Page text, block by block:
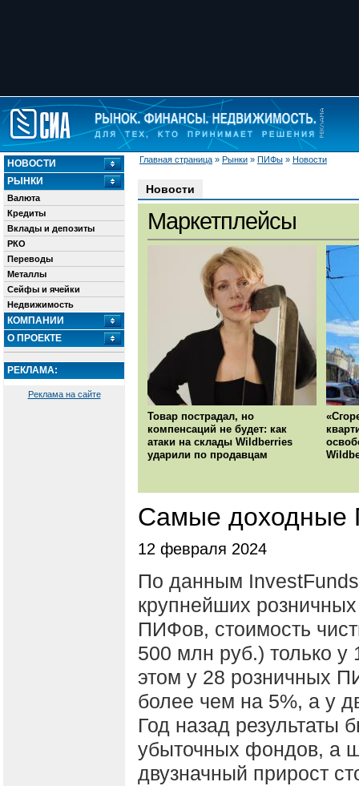
Главная страница » Рынки » ПИФы » Новости
НОВОСТИ
РЫНКИ
Валюта
Кредиты
Вклады и депозиты
РКО
Переводы
Металлы
Сейфы и ячейки
Недвижимость
КОМПАНИИ
О ПРОЕКТЕ
РЕКЛАМА:
Реклама на сайте
Новости
Маркетплейсы
Товар пострадал, но
компенсаций не будет: как
атаки на склады Wildberries
ударили по продавцам
Самые доходные
12 февраля 2024
По данным
крупнейших
ПИФов, стоимость
500 млн руб.) только у
этом у 28 розничных
более чем на 5%, а у
Год назад результаты
убыточных фондов, а
двузначный прирост